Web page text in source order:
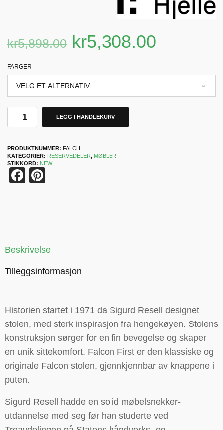
kr5,898.00 kr5,308.00
FARGER
LEGG I HANDLEKURV
PRODUKTNUMMER: FALCH
KATEGORIER: RESERVEDELER, MØBLER
STIKKORD: NEW
Facebook
Beskrivelse
Tilleggsinformasjon
Historien startet i 1971 da Sigurd Resell designet
stolen, med sterk inspirasjon fra hengekøyen. Stolens
konstruksjon sørger for en fin bevegelse og skaper
en unik sittekomfort. Falcon First er den klassiske og
originale Falcon stolen, gjennkjennbar av knappene i
puten.
Sigurd Resell hadde en solid møbelsnekker-
utdannelse med seg før han studerte ved